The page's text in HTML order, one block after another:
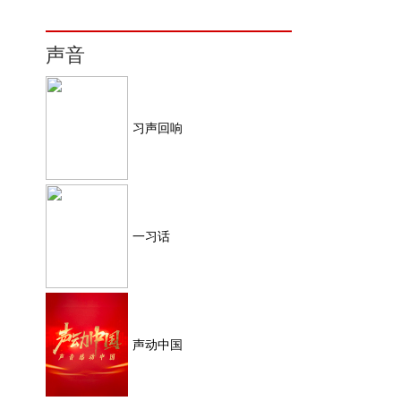
声音
习声回响
一习话
声动中国